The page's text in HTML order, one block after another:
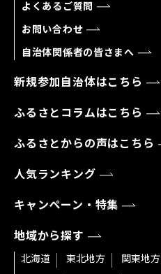
よくあるご質問
お問い合わせ
自治体関係者の皆さまへ
新規参加自治体はこちら
ふるさとコラムはこちら
ふるさとからの声はこちら
人気ランキング
キャンペーン・特集
地域から探す
北海道 東北地方 関東地方